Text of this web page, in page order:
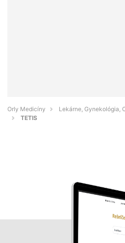
Orly Medicíny
Lekárne, Gynekológia,
TETIS